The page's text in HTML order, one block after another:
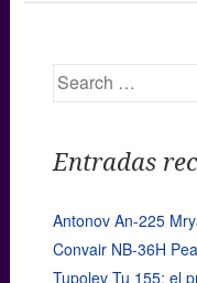
Search
Entradas
Antonov An-225
Convair NB-36H
Tupolev Tu 155: el